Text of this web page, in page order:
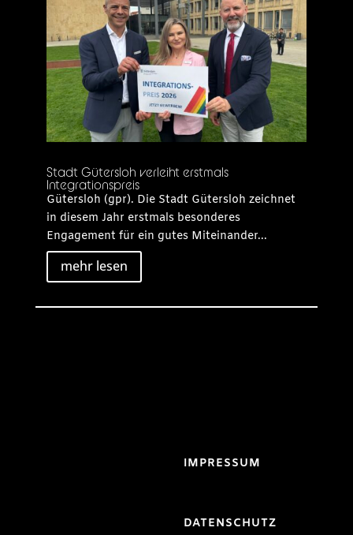
Stadt Gütersloh verleiht erstmals
Integrationspreis
Gütersloh (gpr). Die Stadt Gütersloh zeichnet
in diesem Jahr erstmals besonderes
Engagement für ein gutes Miteinander...
mehr lesen
IMPRESSUM
DATENSCHUTZ